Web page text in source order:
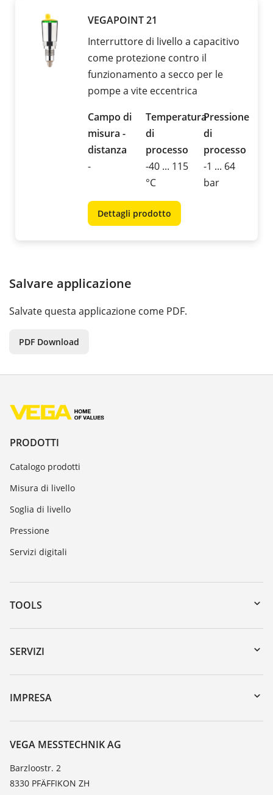
VEGAPOINT 21
Interruttore di livello a capacitivo
come protezione contro il
funzionamento a secco per le
pompe a vite eccentrica
Campo di
misura -
distanza
-
Temperatura
di
processo
-40 ... 115
°C
Pressione
di
processo
-1 ... 64
bar
Dettagli prodotto
Salvare applicazione
Salvate questa applicazione come PDF.
PDF Download
PRODOTTI
Catalogo prodotti
Misura di livello
Soglia di livello
Pressione
Servizi digitali
TOOLS
Downloads
Ricerca numero di serie
DTM Collection/PACTware
SERVIZI
Reso apparecchio
Seminari
TeamViewer
IMPRESA
VEGA, l'azienda
Contatto
Novità
Stampa
VEGA MESSTECHNIK AG
Barzloostr. 2
8330 PFÄFFIKON ZH